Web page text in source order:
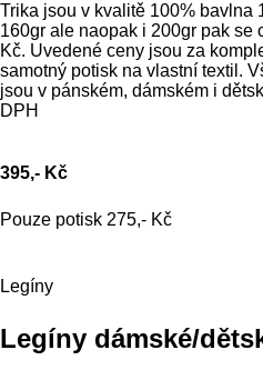
Trika jsou v kvalitě 100% bavlna
160gr ale naopak i 200gr pak se
Kč. Uvedené ceny jsou za
samotný potisk na vlastní textil.
jsou v pánském, dámském i
DPH
395,- Kč
Pouze potisk 275,- Kč
Legíny
Legíny dámské/